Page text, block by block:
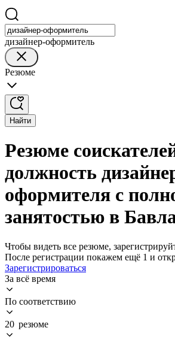
дизайнер-оформитель
Резюме
Найти
Резюме
должность
оформителя с
занятостью в
Чтобы видеть все резюме,
После регистрации покажем ещё 1 и
Зарегистрироваться
За всё время
По соответствию
20 резюме